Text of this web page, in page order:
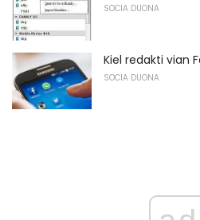
SOCIA DUONA
Kiel redakti vian
SOCIA DUONA